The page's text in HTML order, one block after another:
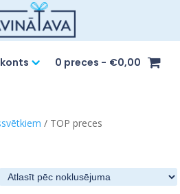
0 preces €0,00
/ TOP preces